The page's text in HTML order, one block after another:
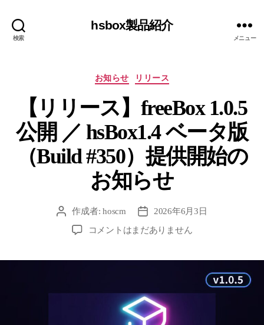
検索
hsbox製品紹介
メニュー
カ
ゴ
リ
ー
お知らせ リリース
【リリース】freeBox 1.0.5
公開 ／ hsBox1.4 ベータ版
（Build #350）提供開始の
お知らせ
投
作成者:hoscm
投
稿
日
2026年6月3日
【リ
1.0.5
コメントはまだありません